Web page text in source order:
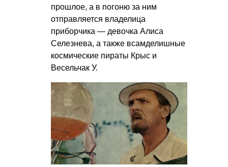
прошлое, а в погоню за ним
отправляется владелица
приборчика — девочка Алиса
Селезнева, а также всамделишные
космические пираты Крыс и
Весельчак У.